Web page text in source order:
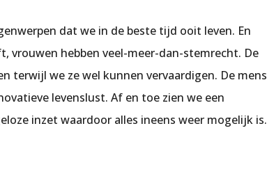
dat we in de beste tijd ooit leven. En
vrouwen hebben veel-meer-dan-stemrecht. De
terwijl we ze wel kunnen vervaardigen. De mens
levenslust. Af en toe zien we een
inzet waardoor alles ineens weer mogelijk is.